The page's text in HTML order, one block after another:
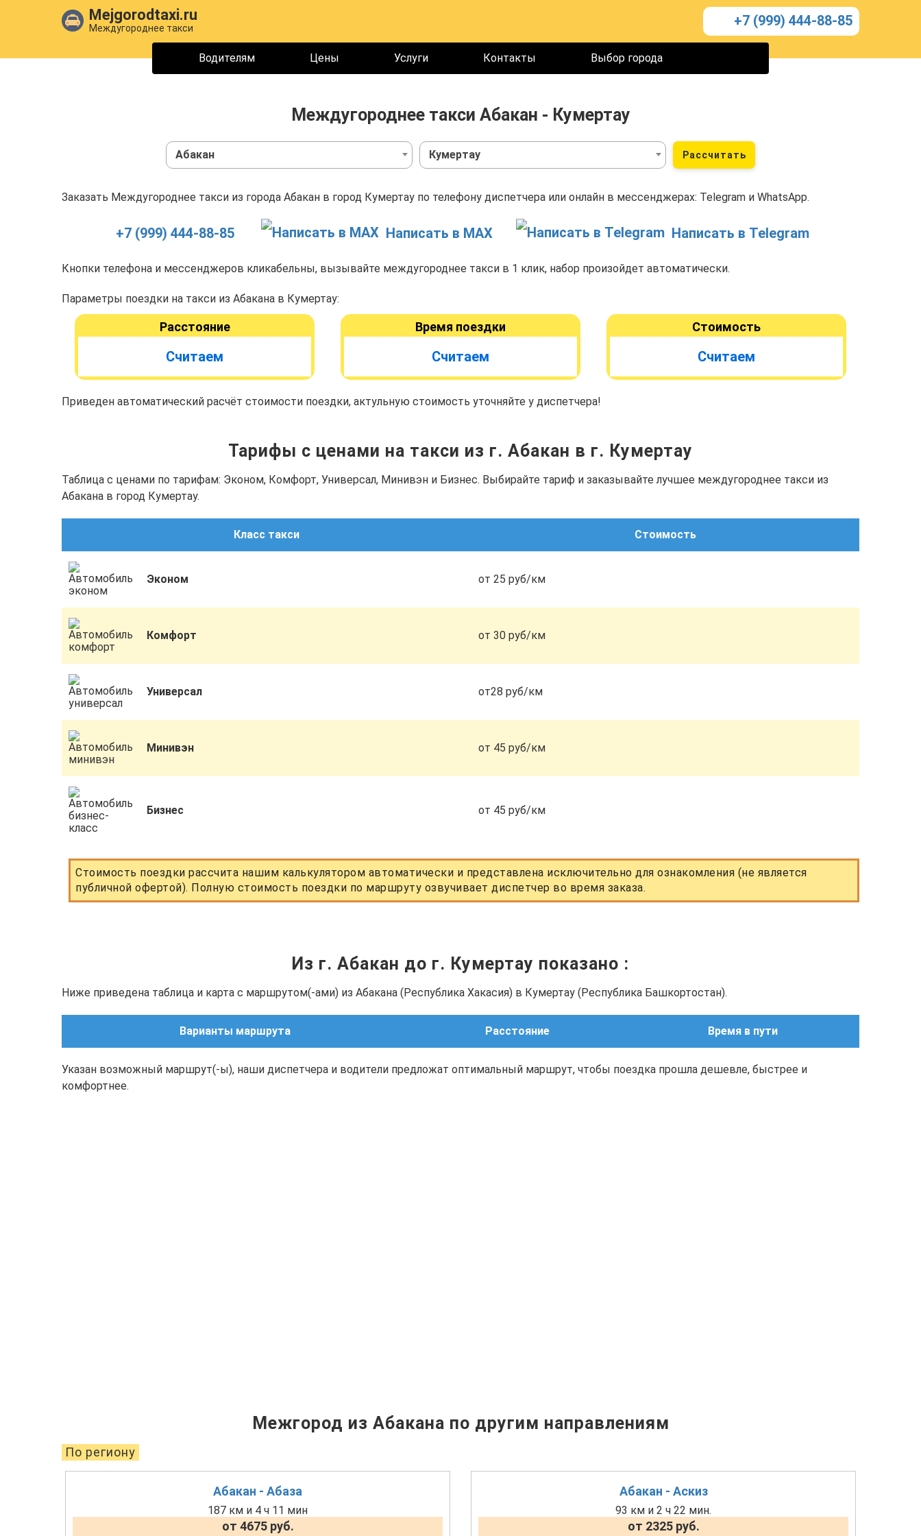
Mejgorodtaxi.ru
Междугороднее такси +7 (999) 444-88-85
Водителям Цены Услуги Контакты Выбор города
Междугороднее такси Абакан - Кумертау
Абакан Кумертау Рассчитать
Заказать Междугороднее такси из города Абакан в город Кумертау по телефону диспетчера или онлайн в мессенджерах: Telegram и WhatsApp.
+7 (999) 444-88-85 Написать в MAX Написать в Telegram
Кнопки телефона и мессенджеров кликабельны, вызывайте междугороднее такси в 1 клик, набор произойдет автоматически.
Параметры поездки на такси из Абакана в Кумертау:
Расстояние
Считаем
Время поездки
Считаем
Стоимость
Считаем
Приведен автоматический расчёт стоимости поездки, актульную стоимость уточняйте у диспетчера!
Тарифы с ценами на такси из г. Абакан в г. Кумертау
Таблица с ценами по тарифам: Эконом, Комфорт, Универсал, Минивэн и Бизнес. Выбирайте тариф и заказывайте лучшее междугороднее такси из
Абакана в город Кумертау.
Класс такси Стоимость
Эконом от 25 руб/км
Комфорт от 30 руб/км
Универсал от28 руб/км
Минивэн от 45 руб/км
Бизнес от 45 руб/км
Стоимость поездки рассчита нашим калькулятором автоматически и представлена исключительно для ознакомления (не является
публичной офертой). Полную стоимость поездки по маршруту озвучивает диспетчер во время заказа.
Из г. Абакан до г. Кумертау показано :
Ниже приведена таблица и карта с маршрутом(-ами) из Абакана (Республика Хакасия) в Кумертау (Республика Башкортостан).
Варианты маршрута Расстояние Время в пути
Указан возможный маршрут(-ы), наши диспетчера и водители предложат оптимальный маршрут, чтобы поездка прошла дешевле, быстрее и
комфортнее.
Межгород из Абакана по другим направлениям
По региону
Абакан - Абаза
187 км и 4 ч 11 мин
от 4675 руб.
Абакан - Аскиз
93 км и 2 ч 22 мин.
от 2325 руб.